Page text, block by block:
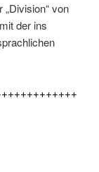
von
der ins